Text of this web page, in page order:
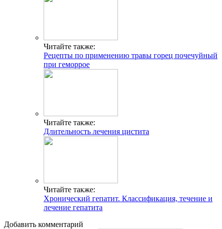
Читайте также:
Рецепты по применению травы горец почечуйный
при геморрое
Читайте также:
Длительность лечения цистита
Читайте также:
Хронический гепатит. Классификация, течение и
лечение гепатита
Добавить комментарий